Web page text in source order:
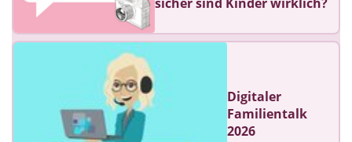
sicher sind Kinder wirklich?
Digitaler
Familientalk
2026